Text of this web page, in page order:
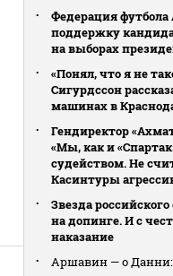
Федерация футбола
поддержку
на выборах
«Понял, что я не
Сигурдссон
машинах в
Гендиректор
«Мы, как и
судейством. Не
Касинтуры
Звезда
на допинге. И с
наказание
Аршавин — о